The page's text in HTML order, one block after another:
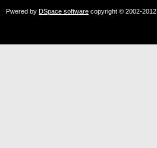
Pwered by DSpace software copyright © 2002-2012